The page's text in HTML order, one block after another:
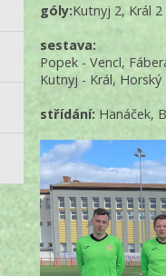
góly:Kutnyj 2, Král 2
sestava:
Popek - Vencl,
Kutnyj - Král, Horský
střídání: Hanáček,